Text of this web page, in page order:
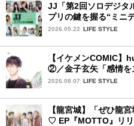
JJ「第2回ソロデジタ
プリの鍵を握る“ミニ
ファイナリストの個性
2026.05.22 LIFE STYLE
【イケメンCOMIC】
②／金子玄矢「感情を
せ〜」
2026.08.07 LIFE STYLE
【龍宮城】「ぜひ龍
♡ EP『MOTTO』リ